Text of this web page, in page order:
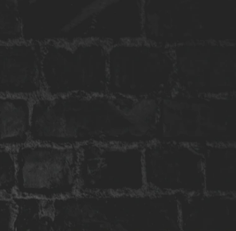
doer o rosto
engraçada noite que você